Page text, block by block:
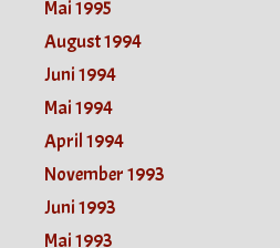
Mai 1995
August 1994
Juni 1994
Mai 1994
April 1994
November 1993
Juni 1993
Mai 1993